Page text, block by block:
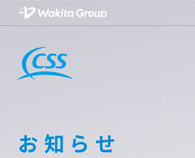
お知らせ